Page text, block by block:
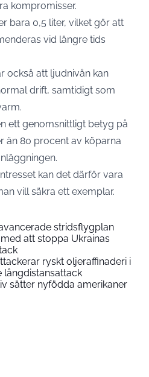
kompromisser.
bara 0,5 liter, vilket gör att
vid längre tids
också att ljudnivån kan
drift, samtidigt som
ett genomsnittligt betyg på
än 80 procent av köparna
kan det därför vara
vill säkra ett exemplar.
stridsflygplan
att stoppa Ukrainas
ryskt oljeraffinaderi i
långdistansattack
sätter nyfödda amerikaner